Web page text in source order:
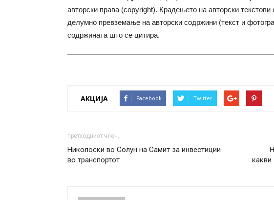
авторски права (copyright). Крадењето на авторски текстови
делумно превземање на авторски содржини (текст и
содржината што се цитира.
АКЦИЈА Facebook Twitter
претходниот член,
Николоски во Солун на Самит за инвестиции
во транспортот
какви